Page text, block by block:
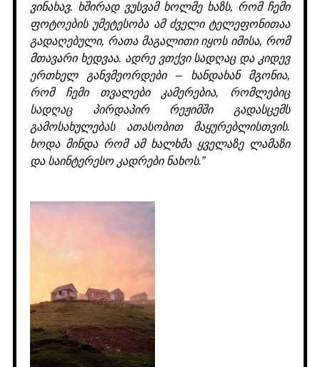
ვინახავ. ხშირად ვუსვამ ხოლმე ხაზს, რომ ჩემი
ფოტოების უმეტესობა ამ ძველი ტელეფონითაა
გადაღებული, რათა მაგალითი იყოს იმისა, რომ
მთავარი ხედვაა. ადრე ვთქვი სადღაც და კიდევ
ერთხელ განვმეორდები – ხანდახან მგონია,
რომ ჩემი თვალები კამერებია, რომლებიც
სადღაც პირდაპირ რეჟიმში გადასცემს
გამოსახულებას ათასობით მაყურებლისთვის.
ხოდა მინდა რომ ამ ხალხმა ყველაზე ლამაზი
და საინტერესო კადრები ნახოს.”